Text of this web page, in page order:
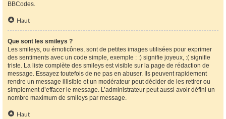
BBCodes.
Haut
Que sont les smileys ?
Les smileys, ou émoticônes, sont de petites images utilisées pour exprimer
des sentiments avec un code simple, exemple : :) signifie joyeux, :( signifie
triste. La liste complète des smileys est visible sur la page de rédaction de
message. Essayez toutefois de ne pas en abuser. Ils peuvent rapidement
rendre un message illisible et un modérateur peut décider de les retirer ou
simplement d’effacer le message. L’administrateur peut aussi avoir défini un
nombre maximum de smileys par message.
Haut